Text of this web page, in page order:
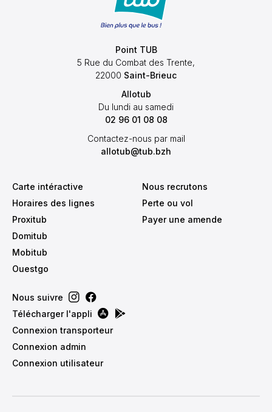
Point TUB
5 Rue du Combat des Trente,
22000 Saint-Brieuc
Allotub
Du lundi au samedi
02 96 01 08 08
Contactez-nous par mail
allotub@tub.bzh
Carte intéractive
Horaires des lignes
Proxitub
Domitub
Mobitub
Ouestgo
Nous recrutons
Perte ou vol
Payer une amende
Nous suivre
Télécharger l'appli
Connexion transporteur
Connexion admin
Connexion utilisateur